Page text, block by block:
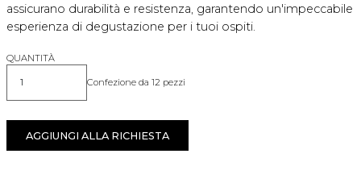
assicurano durabilità e resistenza, garantendo un'impeccabile
esperienza di degustazione per i tuoi ospiti.
QUANTITÀ
Quantità Confezione da 12 pezzi
AGGIUNGI ALLA RICHIESTA